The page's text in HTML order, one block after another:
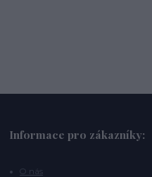
Informace pro zákazníky:
O nás